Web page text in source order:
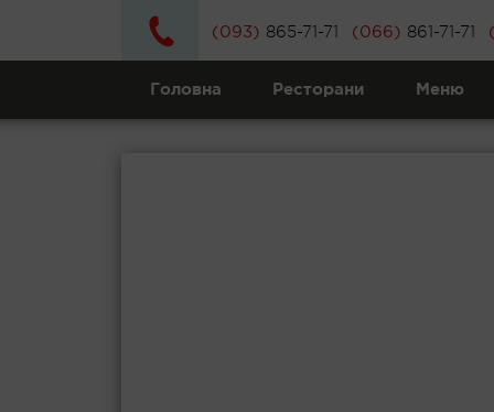
(093) 865-71-71 (066) 861-71-71
Головна Ресторани Меню